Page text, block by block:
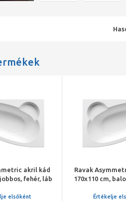
akril kád
fehér, láb
elsőként
Ravak
170x110 cm,
Értékelje